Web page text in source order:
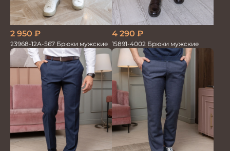
2 950 ₽
23968-12А-567 Брюки мужские
4 290 ₽
15891-4002 Брюки мужские